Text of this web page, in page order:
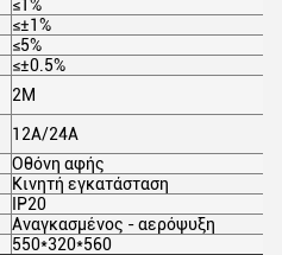
≤1%
≤±1%
≤5%
≤±0.5%
2M
12A/24A
Οθόνη αφής
Κινητή εγκατάσταση
IP20
Αναγκασμένος - αερόψυξη
550*320*560